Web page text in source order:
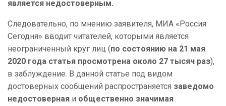
является недостоверным.
Следовательно, по мнению заявителя, МИА «Россия
Сегодня» вводит читателей, которыми является
неограниченный круг лиц (по состоянию на 21 мая
2020 года статья просмотрена около 27 тысяч раз),
в заблуждение. В данной статье под видом
достоверных сообщений распространяется заведомо
недостоверная и общественно значимая